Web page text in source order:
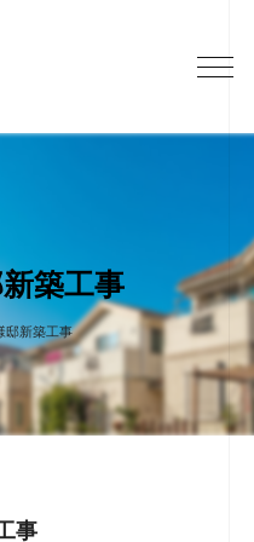
築工事
新築工事
事